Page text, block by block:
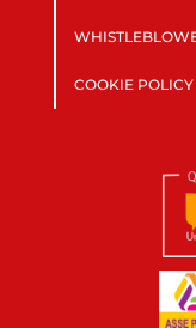
COOKIE POLICY